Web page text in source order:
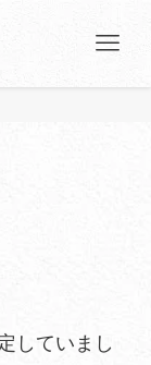
していまし